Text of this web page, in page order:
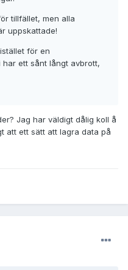
tillfället, men alla
uppskattade!
för en
ett sånt långt avbrott,
Jag har väldigt dålig koll å
att ett sätt att lagra data på